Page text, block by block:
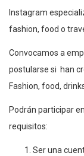
Instagram
fashion, food o
Convocamos a
postularse si han
Fashion, food,
Podrán participar
requisitos:
Ser una